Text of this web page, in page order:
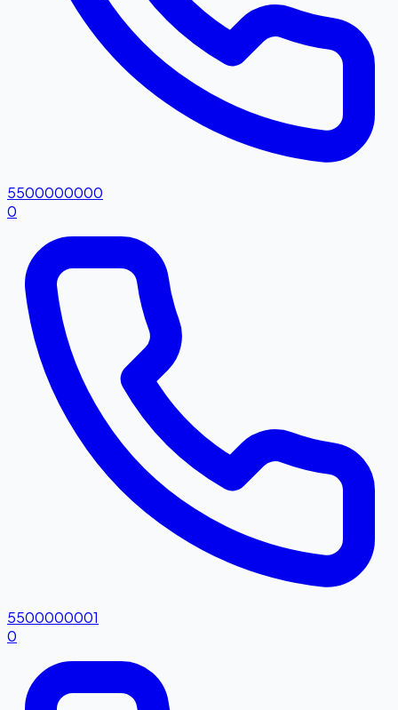
5500000000
0
5500000001
0